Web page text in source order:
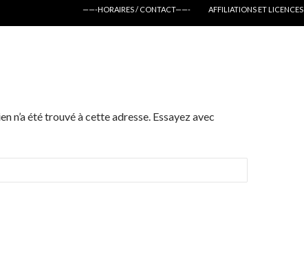
——-HORAIRES / CONTACT——-
AFFILIATIONS ET LICENCES
n’a été trouvé à cette adresse. Essayez avec